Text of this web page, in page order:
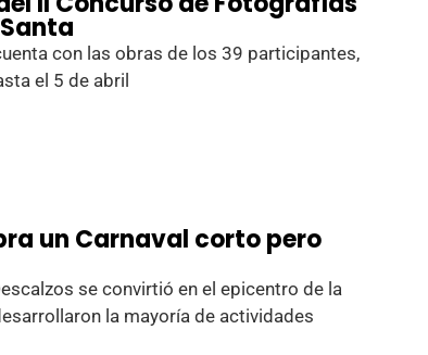
con las obras de los 39 participantes,
el 5 de abril
un Carnaval corto pero
se convirtió en el epicentro de la
la mayoría de actividades